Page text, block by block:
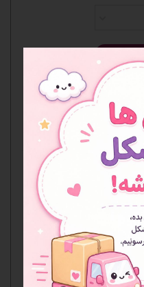
نشده
نظر می‌دهید